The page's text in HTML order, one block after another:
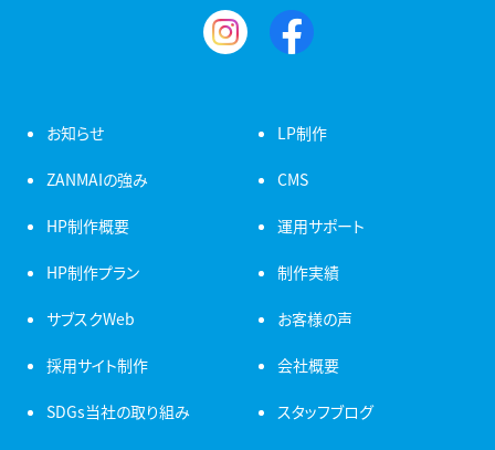
お知らせ
ZANMAIの強み
HP制作概要
HP制作プラン
サブスクWeb
採用サイト制作
LP制作
CMS
運用サポート
制作実績
お客様の声
会社概要
SDGs当社の取り組み スタッフブログ